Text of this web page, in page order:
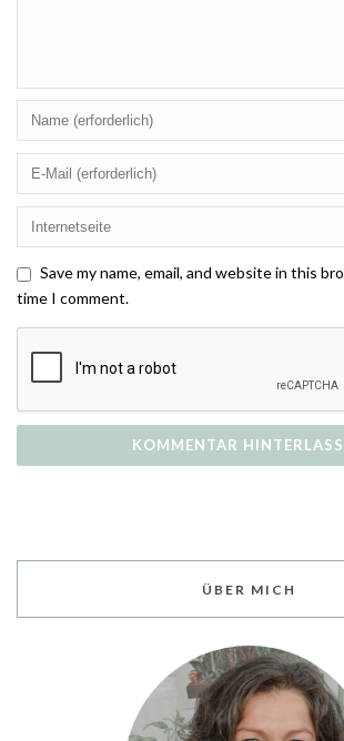
Save my name, email, and website in this
time I comment.
ÜBER MICH